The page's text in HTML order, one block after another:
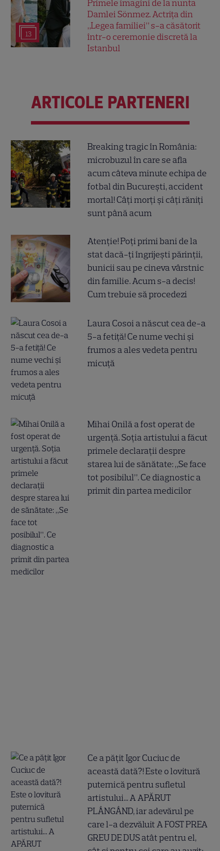
13
Primele imagini de la nunta
Damlei Sönmez. Actrița din
„Legea familiei” s-a căsătorit
într-o ceremonie discretă la
Istanbul
ARTICOLE PARTENERI
Breaking tragic în România:
microbuzul în care se afla
acum câteva minute echipa de
fotbal din București, accident
mortal! Câți morți și câți răniți
sunt până acum
Atenție! Poți primi bani de la
stat dacă-ți îngrijești părinții,
bunicii sau pe cineva vârstnic
din familie. Acum s-a decis!
Cum trebuie să procedezi
Laura Cosoi a născut cea de-a
5-a fetiță! Ce nume vechi și
frumos a ales vedeta pentru
micuță
Mihai Onilă a fost operat de
urgență. Soția artistului a făcut
primele declarații despre
starea lui de sănătate: „Se face
tot posibilul”. Ce diagnostic a
primit din partea medicilor
Ce a pățit Igor Cuciuc de
această dată?! Este o lovitură
puternică pentru sufletul
artistului... A APĂRUT
PLÂNGÂND, iar adevărul pe
care l-a dezvăluit A FOST PREA
GREU DE DUS atât pentru el,